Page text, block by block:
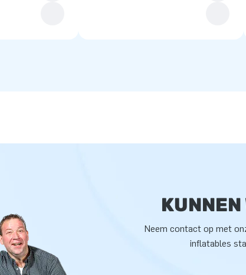
Neem contact op met
inflatables